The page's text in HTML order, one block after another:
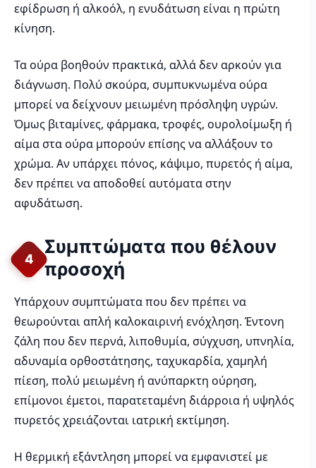
εφίδρωση ή αλκοόλ, η ενυδάτωση είναι η πρώτη
κίνηση.
Τα ούρα βοηθούν πρακτικά, αλλά δεν αρκούν για
διάγνωση. Πολύ σκούρα, συμπυκνωμένα ούρα
μπορεί να δείχνουν μειωμένη πρόσληψη υγρών.
Όμως βιταμίνες, φάρμακα, τροφές, ουρολοίμωξη ή
αίμα στα ούρα μπορούν επίσης να αλλάξουν το
χρώμα. Αν υπάρχει πόνος, κάψιμο, πυρετός ή αίμα,
δεν πρέπει να αποδοθεί αυτόματα στην
αφυδάτωση.
4
Συμπτώματα που θέλουν
προσοχή
Υπάρχουν συμπτώματα που δεν πρέπει να
θεωρούνται απλή καλοκαιρινή ενόχληση. Έντονη
ζάλη που δεν περνά, λιποθυμία, σύγχυση, υπνηλία,
αδυναμία ορθοστάτησης, ταχυκαρδία, χαμηλή
πίεση, πολύ μειωμένη ή ανύπαρκτη ούρηση,
επίμονοι έμετοι, παρατεταμένη διάρροια ή υψηλός
πυρετός χρειάζονται ιατρική εκτίμηση.
Η θερμική εξάντληση μπορεί να εμφανιστεί με